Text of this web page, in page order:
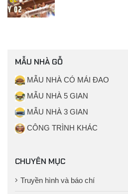
MẪU NHÀ GỖ
MẪU NHÀ CÓ MÁI ĐAO
MẪU NHÀ 5 GIAN
MẪU NHÀ 3 GIAN
CÔNG TRÌNH KHÁC
CHUYÊN MỤC
Truyền hình và báo chí